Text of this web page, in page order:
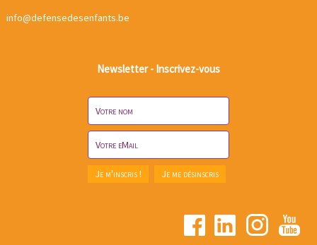
info@defensedesenfants.be
Newsletter - Inscrivez-vous